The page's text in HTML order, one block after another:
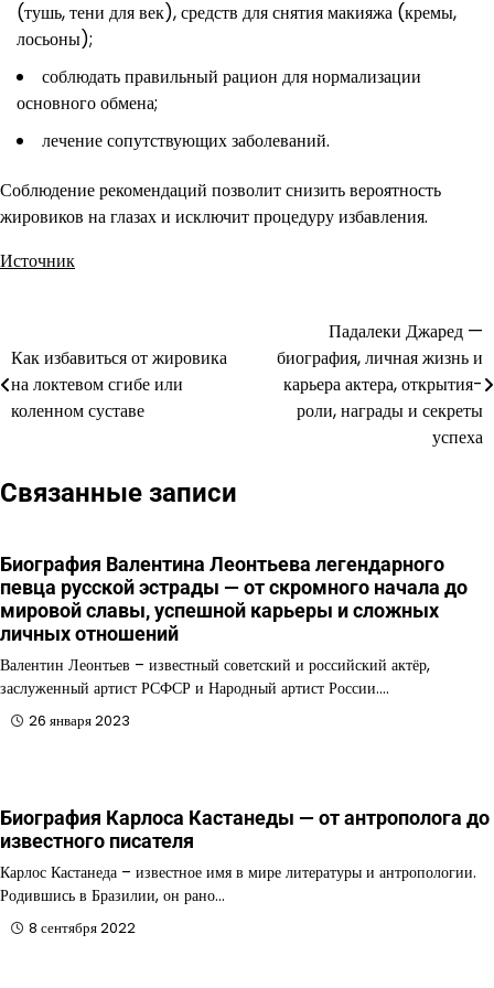
(тушь, тени для век), средств для снятия макияжа (кремы,
лосьоны);
соблюдать правильный рацион для нормализации
основного обмена;
лечение сопутствующих заболеваний.
Соблюдение рекомендаций позволит снизить вероятность
жировиков на глазах и исключит процедуру избавления.
Источник
по
записям
Как избавиться от жировика
на локтевом сгибе или
коленном суставе
Падалеки Джаред —
биография, личная жизнь и
карьера актера, открытия-
роли, награды и секреты
успеха
Связанные записи
Биография Валентина Леонтьева легендарного
певца русской эстрады — от скромного начала до
мировой славы, успешной карьеры и сложных
личных отношений
Валентин Леонтьев – известный советский и российский актёр,
заслуженный артист РСФСР и Народный артист России.…
26 января 2023
Биография Карлоса Кастанеды — от антрополога до
известного писателя
Карлос Кастанеда – известное имя в мире литературы и антропологии.
Родившись в Бразилии, он рано…
8 сентября 2022